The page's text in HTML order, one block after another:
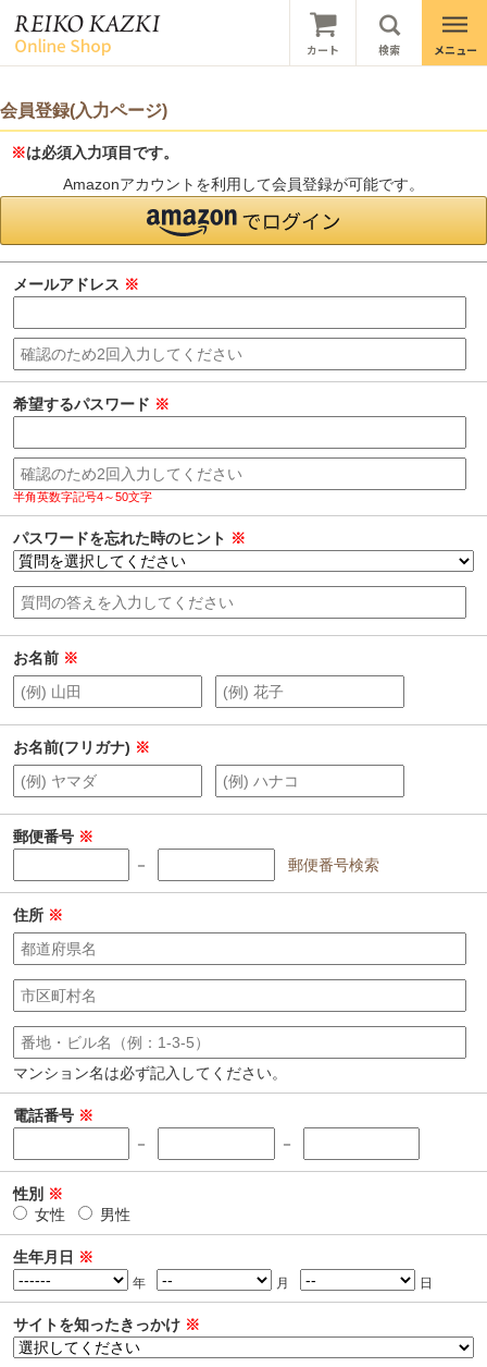
会員登録(入力ページ)
※は必須入力項目です。
Amazonアカウントを利用して会員登録が可能です。
メールアドレス ※
希望するパスワード ※
半角英数字記号4～50文字
パスワードを忘れた時のヒント ※
お名前 ※
お名前(フリガナ) ※
郵便番号 ※
－
郵便番号検索
住所 ※
マンション名は必ず記入してください。
電話番号 ※
－
－
性別 ※
女性
男性
生年月日 ※
年 月 日
サイトを知ったきっかけ ※